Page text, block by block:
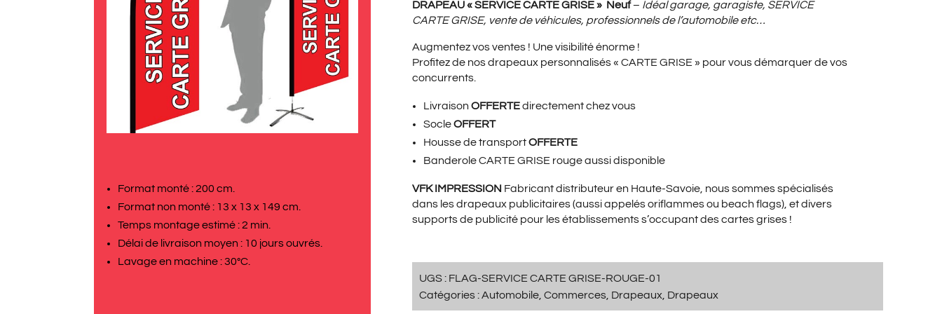
Format monté : 200 cm.
Format non monté : 13 x 13 x 149 cm.
Temps montage estimé : 2 min.
Délai de livraison moyen : 10 jours ouvrés.
Lavage en machine : 30°C.
INITIAL
ÉTAIT :
139,00€.
ACTUEL
99,00€.
DRAPEAU « SERVICE CARTE GRISE » Neuf– Idéal garage, garagiste, SERVICE
CARTE GRISE, vente de véhicules, professionnels de l’automobile etc…
Augmentez vos ventes ! Une visibilité énorme !
Profitez de nos drapeaux personnalisés « CARTE GRISE » pour vous démarquer de vos
concurrents.
LivraisonOFFERTEdirectement chez vous
SocleOFFERT
Housse de transportOFFERTE
Banderole CARTE GRISE rougeaussi disponible
VFK IMPRESSION Fabricant distributeur en Haute-Savoie, nous sommes spécialisés
dans les drapeaux publicitaires (aussi appelés oriflammes ou beach flags), et divers
supports de publicité pour les établissements s’occupant des cartes grises !
UGS : FLAG-SERVICE CARTE GRISE-ROUGE-01
Catégories :Automobile ,Commerces Drapeaux Drapeaux